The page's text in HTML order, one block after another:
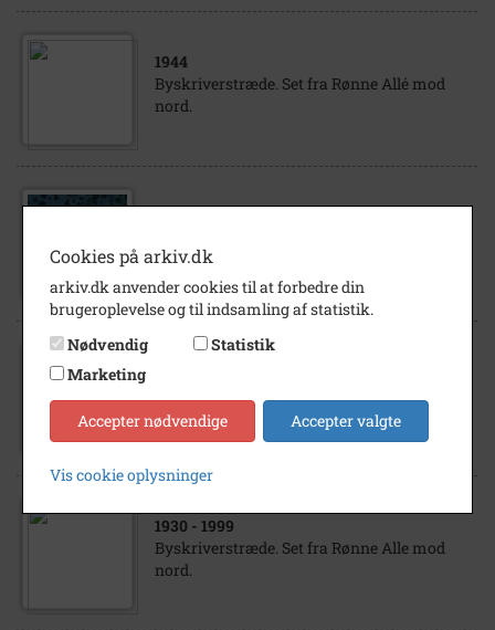
1944
Byskriverstræde. Set fra Rønne Allé mod
nord.
Byskriverstræde 6 - se Søgade 2
Alvilda Jansen (1893-1976) i amagerdragt.
1930 - 1999
Byskriverstræde. Set fra Rønne Alle mod
nord.
Cookies på arkiv.dk
arkiv.dk anvender cookies til at forbedre din
brugeroplevelse og til indsamling af statistik.
Nødvendig
Statistik
Marketing
Accepter nødvendige Accepter valgte
Vis cookie oplysninger